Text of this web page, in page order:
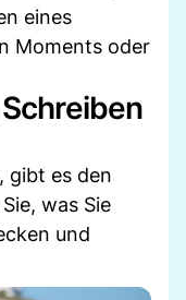
eines
Moments oder
gibt es den
was Sie
und